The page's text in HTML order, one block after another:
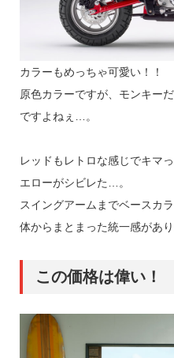
カラーもめっちゃ可愛い！！
原色カラーですが、モンキー
ですよねぇ…。
レッドもレトロな感じでキマ
エローがシビレた…。
スイングアームまでベースカ
体からまとまった統一感があり
この価格は偉い！